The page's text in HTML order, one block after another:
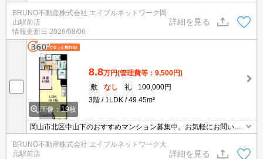
わせください。
BRUNO不動産株式会社 エイブルネットワーク岡
山駅前店
情報更新日 2026/08/06
詳細を見る
画像：19枚
8.8万円(管理費等：9,500円)
敷
なし 礼
100,000円
3階
1LDK 49.45m²
岡山市北区中山下のおすすめマンション募集中。お気軽にお問い合
わせください。
BRUNO不動産株式会社 エイブルネットワーク大
元駅前店
詳細を見る